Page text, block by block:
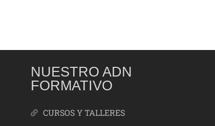
NUESTRO ADN
FORMATIVO
CURSOS Y TALLERES